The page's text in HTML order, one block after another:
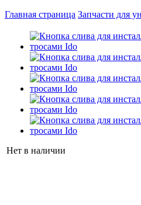
Главная страница Запчасти для
Нет в наличии